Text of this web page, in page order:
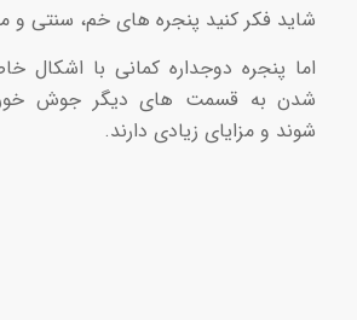
شاید فکر کنید پنجره های خم، سنتی و
اما پنجره دوجداره کمانی با
شدن به قسمت های دیگر جوش
شوند و مزایای زیادی دارند.